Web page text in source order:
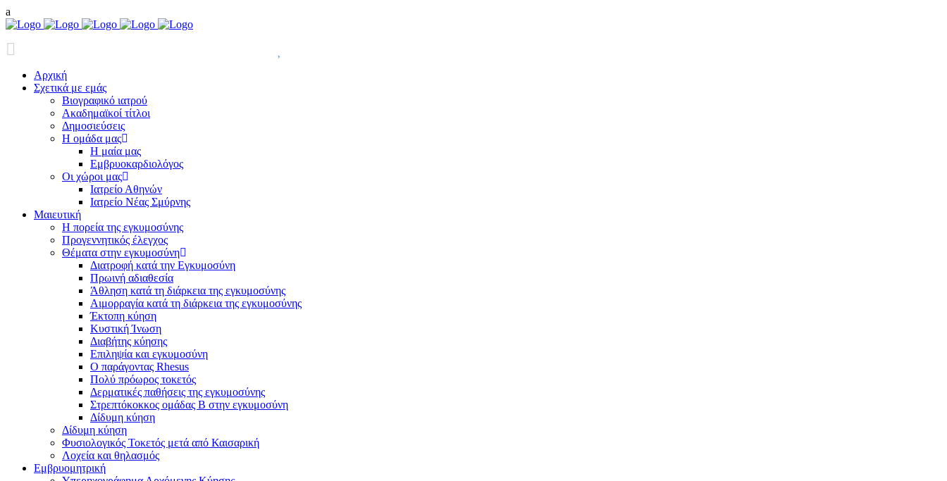
Αρχική
Σχετικά με εμάς
Βιογραφικό ιατρού
Ακαδημαϊκοί τίτλοι
Δημοσιεύσεις
Η ομάδα μας
Η μαία μας
Εμβρυοκαρδιολόγος
Οι χώροι μας
Ιατρείο Αθηνών
Ιατρείο Νέας Σμύρνης
Μαιευτική
Η πορεία της εγκυμοσύνης
Προγεννητικός έλεγχος
Θέματα στην εγκυμοσύνη
Διατροφή κατά την Εγκυμοσύνη
Πρωινή αδιαθεσία
Άθληση κατά τη διάρκεια της εγκυμοσύνης
Αιμορραγία κατά τη διάρκεια της εγκυμοσύνης
Έκτοπη κύηση
Κυστική Ίνωση
Διαβήτης κύησης
Επιληψία και εγκυμοσύνη
Ο παράγοντας Rhesus
Πολύ πρόωρος τοκετός
Δερματικές παθήσεις της εγκυμοσύνης
Στρεπτόκοκκος ομάδας Β στην εγκυμοσύνη
Δίδυμη κύηση
Δίδυμη κύηση
Φυσιολογικός Τοκετός μετά από Καισαρική
Λοχεία και θηλασμός
Εμβρυομητρική